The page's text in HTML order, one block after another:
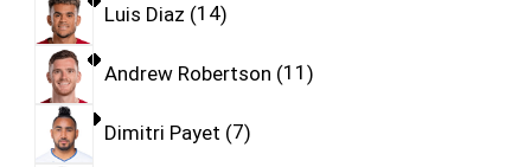
Luis Diaz 14
Andrew Robertson 11
Dimitri Payet 7